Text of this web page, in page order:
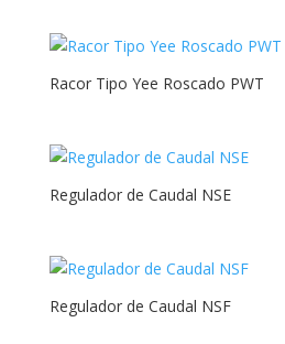
Racor Tipo Yee Roscado PWT
Regulador de Caudal NSE
Regulador de Caudal NSF